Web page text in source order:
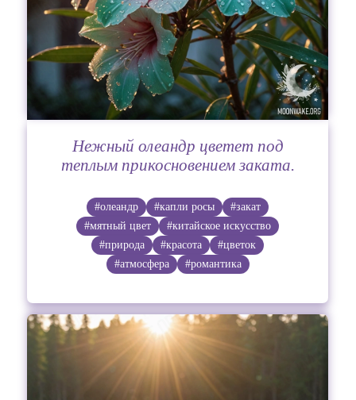
Нежный олеандр цветет под
теплым прикосновением заката.
#олеандр #капли росы
#закат
#мятный цвет
#китайское искусство
#природа
#красота
#цветок
#атмосфера
#романтика